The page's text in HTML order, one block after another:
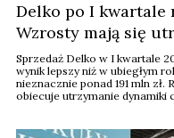
Delko po I kwartale
Wzrosty mają się
Sprzedaż Delko w I kwartale
wynik lepszy niż w ubiegłym
nieznacznie ponad 191 mln zł.
obiecuje utrzymanie dynamiki